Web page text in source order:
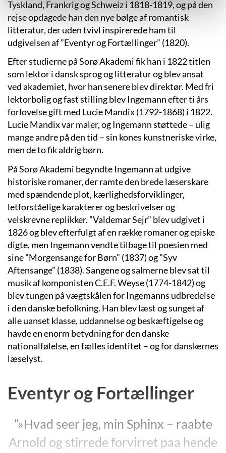
Tyskland, Frankrig og Schweiz i 1818-1819, og på den
rejse opdagede han den nye bølge af romantisk
litteratur, der uden tvivl inspirerede ham til
udgivelsen af ”Eventyr og Fortællinger” (1820).
Efter studierne på Sorø Akademi fik han i 1822 titlen
som lektor i dansk sprog og litteratur og blev ansat
ved akademiet, hvor han senere blev direktør. Med fri
lektorbolig og fast stilling blev Ingemann efter ti års
forlovelse gift med Lucie Mandix (1792-1868) i 1822.
Lucie Mandix var maler, og Ingemann støttede – ulig
mange andre på den tid – sin kones kunstneriske virke,
men de to fik aldrig børn.
På Sorø Akademi begyndte Ingemann at udgive
historiske romaner, der ramte den brede læserskare
med spændende plot, kærlighedsforviklinger,
letforståelige karakterer og beskrivelser og
velskrevne replikker. ”Valdemar Sejr” blev udgivet i
1826 og blev efterfulgt af en række romaner og episke
digte, men Ingemann vendte tilbage til poesien med
sine ”Morgensange for Børn” (1837) og ”Syv
Aftensange” (1838). Sangene og salmerne blev sat til
musik af komponisten C.E.F. Weyse (1774-1842) og
blev tungen på vægtskålen for Ingemanns udbredelse
i den danske befolkning. Han blev læst og sunget af
alle uanset klasse, uddannelse og beskæftigelse og
havde en enorm betydning for den danske
nationalfølelse, en fælles identitet – og for danskernes
læselyst.
Eventyr og Fortællinger
”»Hvad seer jeg, min Sphinx – raabte
Arnold og stirrede forvirret paa hende